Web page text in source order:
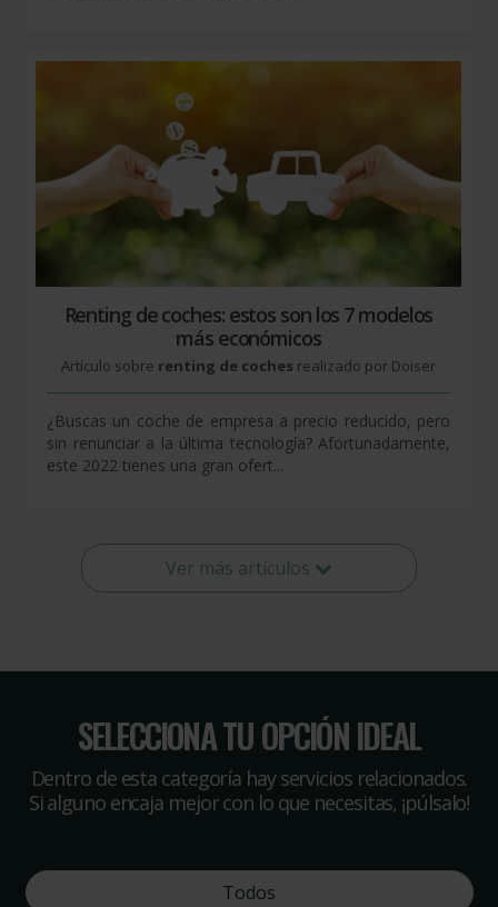
Renting de coches: estos son los 7 modelos
más económicos
Artículo sobre renting de coches realizado por Doiser
¿Buscas un coche de empresa a precio reducido, pero
sin renunciar a la última tecnología? Afortunadamente,
este 2022 tienes una gran ofert...
Ver más artículos
SELECCIONA TU OPCIÓN IDEAL
Dentro de esta categoría hay servicios relacionados.
Si alguno encaja mejor con lo que necesitas, ¡púlsalo!
Todos